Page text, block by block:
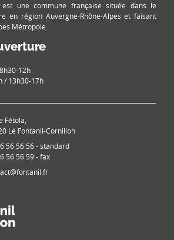
est une commune française située dans le
en région Auvergne-Rhône-Alpes et faisant
Métropole.
12h
/ 13h30-17h
Fétola,
Le Fontanil-Cornillon
56 56 56 - standard
56 56 59 - fax